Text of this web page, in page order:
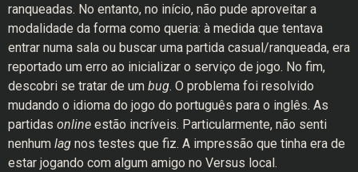
ranqueadas. No entanto, no início, não pude aproveitar a
modalidade da forma como queria: à medida que tentava
entrar numa sala ou buscar uma partida casual/ranqueada, era
reportado um erro ao inicializar o serviço de jogo. No fim,
descobri se tratar de um bug. O problema foi resolvido
mudando o idioma do jogo do português para o inglês. As
partidas online estão incríveis. Particularmente, não senti
nenhum lag nos testes que fiz. A impressão que tinha era de
estar jogando com algum amigo no Versus local.